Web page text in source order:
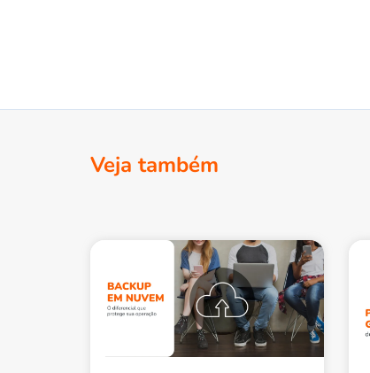
Veja também